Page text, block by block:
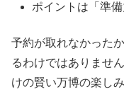
ポイントは「準
予約が取れなかった
るわけではありませ
けの賢い万博の楽し